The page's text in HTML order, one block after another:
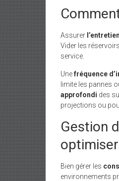
Assurer
Vider les
service.
Unefréquence
limite les pannes
approfondi des
projections ou
Gestion
Bien gérer les
environnements